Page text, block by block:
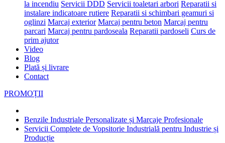
la incendiu Servicii DDD Servicii toaletari arbori Reparatii si
instalare indicatoare rutiere Reparatii si schimbari geamuri si
oglinzi Marcaj exterior Marcaj pentru beton Marcaj pentru
parcari Marcaj pentru pardoseala Reparatii pardoseli Curs de
prim ajutor
Video
Blog
Plată și livrare
Contact
PROMOȚII
Benzile Industriale Personalizate și Marcaje Profesionale
Servicii Complete de Vopsitorie Industrială pentru Industrie și
Producție